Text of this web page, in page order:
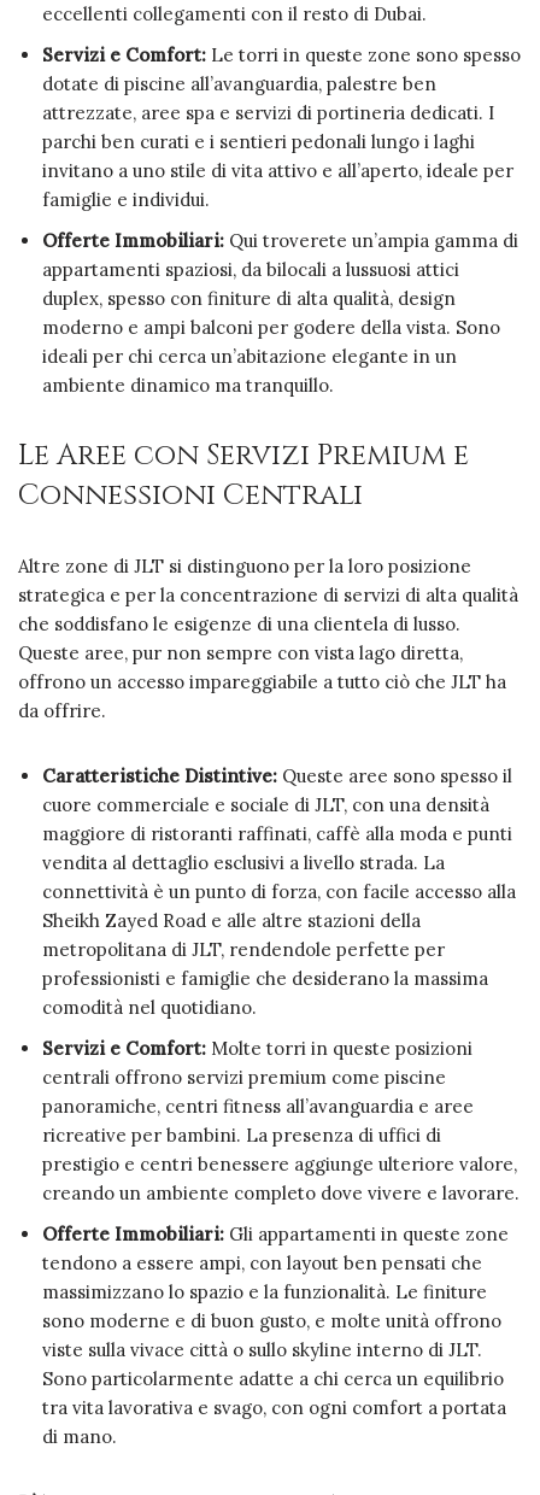
eccellenti collegamenti con il resto di Dubai.
Servizi e Comfort: Le torri in queste zone sono spesso
dotate di piscine all’avanguardia, palestre ben
attrezzate, aree spa e servizi di portineria dedicati. I
parchi ben curati e i sentieri pedonali lungo i laghi
invitano a uno stile di vita attivo e all’aperto, ideale per
famiglie e individui.
Offerte Immobiliari: Qui troverete un’ampia gamma di
appartamenti spaziosi, da bilocali a lussuosi attici
duplex, spesso con finiture di alta qualità, design
moderno e ampi balconi per godere della vista. Sono
ideali per chi cerca un’abitazione elegante in un
ambiente dinamico ma tranquillo.
Le Aree con Servizi Premium e
Connessioni Centrali
Altre zone di JLT si distinguono per la loro posizione
strategica e per la concentrazione di servizi di alta qualità
che soddisfano le esigenze di una clientela di lusso.
Queste aree, pur non sempre con vista lago diretta,
offrono un accesso impareggiabile a tutto ciò che JLT ha
da offrire.
Caratteristiche Distintive: Queste aree sono spesso il
cuore commerciale e sociale di JLT, con una densità
maggiore di ristoranti raffinati, caffè alla moda e punti
vendita al dettaglio esclusivi a livello strada. La
connettività è un punto di forza, con facile accesso alla
Sheikh Zayed Road e alle altre stazioni della
metropolitana di JLT, rendendole perfette per
professionisti e famiglie che desiderano la massima
comodità nel quotidiano.
Servizi e Comfort: Molte torri in queste posizioni
centrali offrono servizi premium come piscine
panoramiche, centri fitness all’avanguardia e aree
ricreative per bambini. La presenza di uffici di
prestigio e centri benessere aggiunge ulteriore valore,
creando un ambiente completo dove vivere e lavorare.
Offerte Immobiliari: Gli appartamenti in queste zone
tendono a essere ampi, con layout ben pensati che
massimizzano lo spazio e la funzionalità. Le finiture
sono moderne e di buon gusto, e molte unità offrono
viste sulla vivace città o sullo skyline interno di JLT.
Sono particolarmente adatte a chi cerca un equilibrio
tra vita lavorativa e svago, con ogni comfort a portata
di mano.